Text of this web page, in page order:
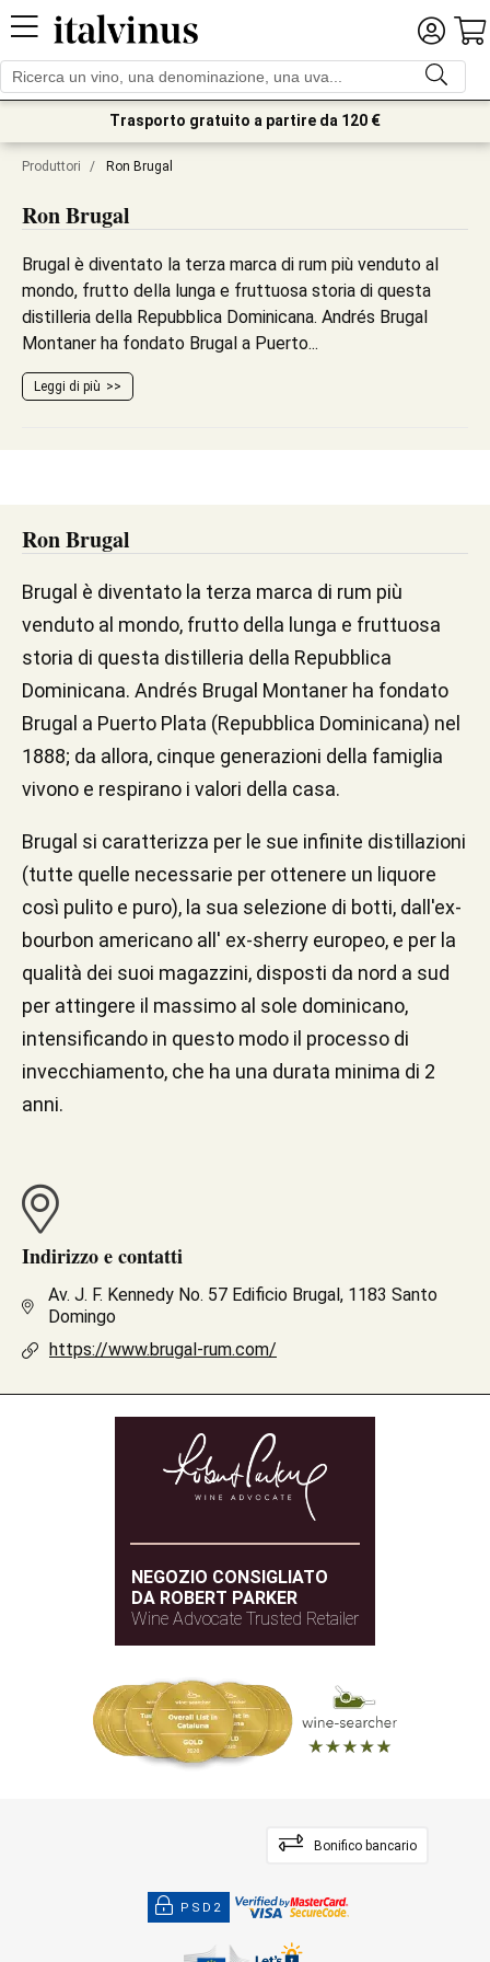
Trasporto gratuito a partire da 120 €
Produttori / Ron Brugal
Ron Brugal
Brugal è diventato la terza marca di rum più venduto al
mondo, frutto della lunga e fruttuosa storia di questa
distilleria della Repubblica Dominicana. Andrés Brugal
Montaner ha fondato Brugal a Puerto...
Leggi di più
Ron Brugal
Brugal è diventato la terza marca di rum più
venduto al mondo, frutto della lunga e fruttuosa
storia di questa distilleria della Repubblica
Dominicana. Andrés Brugal Montaner ha fondato
Brugal a Puerto Plata (Repubblica Dominicana) nel
1888; da allora, cinque generazioni della famiglia
vivono e respirano i valori della casa.
Brugal si caratterizza per le sue infinite distillazioni
(tutte quelle necessarie per ottenere un liquore
così pulito e puro), la sua selezione di botti, dall'ex-
bourbon americano all' ex-sherry europeo, e per la
qualità dei suoi magazzini, disposti da nord a sud
per attingere il massimo al sole dominicano,
intensificando in questo modo il processo di
invecchiamento, che ha una durata minima di 2
anni.
Indirizzo e contatti
Av. J. F. Kennedy No. 57 Edificio Brugal, 1183 Santo
Domingo
https://www.brugal-rum.com/
NEGOZIO CONSIGLIATO
DA ROBERT PARKER
Wine Advocate Trusted Retailer
Bonifico bancario
PSD2